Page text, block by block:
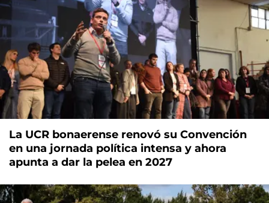
La UCR bonaerense renovó su Convención
en una jornada política intensa y ahora
apunta a dar la pelea en 2027